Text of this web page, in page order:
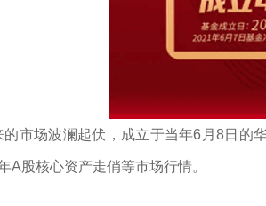
的市场波澜起伏，成立于当年6月8日的
A股核心资产走俏等市场行情。